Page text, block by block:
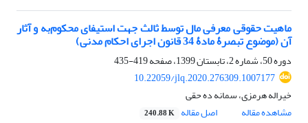
ماهیت حقوقی معرفی مال توسط ثالث جهت استیفای محکوم‌به و آثار
آن (موضوع تبصرۀ مادۀ 34 قانون اجرای احکام مدنی)
دوره 50، شماره 2، تابستان 1399، صفحه
419-435
10.22059/jlq.2020.276309.1007177
خیراله هرمزی، سمانه ده حقی
مشاهده مقاله
اصل مقاله 240.88 K